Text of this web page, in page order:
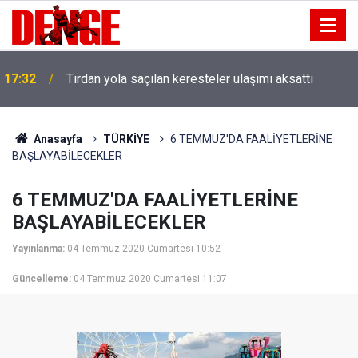
17:32 Tırdan yola saçılan keresteler ulaşımı aksattı
Anasayfa TÜRKİYE
6 TEMMUZ'DA FAALİYETLERİNE
BAŞLAYABİLECEKLER
6 TEMMUZ'DA FAALİYETLERİNE
BAŞLAYABİLECEKLER
Yayınlanma: 04 Temmuz 2020 Cumartesi 10:52
Güncelleme: 04 Temmuz 2020 Cumartesi 11:07